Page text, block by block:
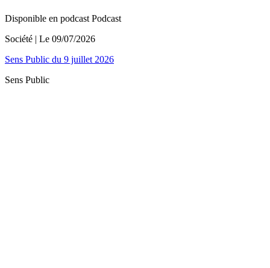
Disponible en podcast Podcast
Société | Le 09/07/2026
Sens Public du 9 juillet 2026
Sens Public